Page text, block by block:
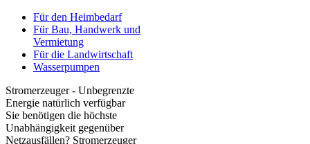
Für den Heimbedarf
Für Bau, Handwerk und
Vermietung
Für die Landwirtschaft
Wasserpumpen
Stromerzeuger - Unbegrenzte
Energie natürlich verfügbar
Sie benötigen die höchste
Unabhängigkeit gegenüber
Netzausfällen? Stromerzeuger